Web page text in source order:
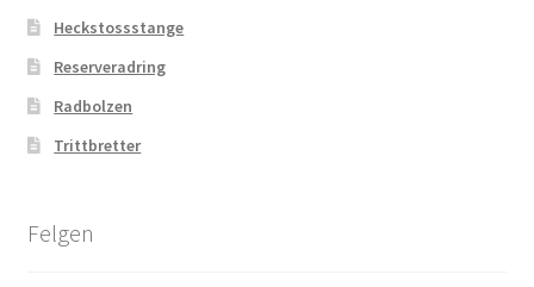
Heckstossstange
Reserveradring
Radbolzen
Trittbretter
Felgen